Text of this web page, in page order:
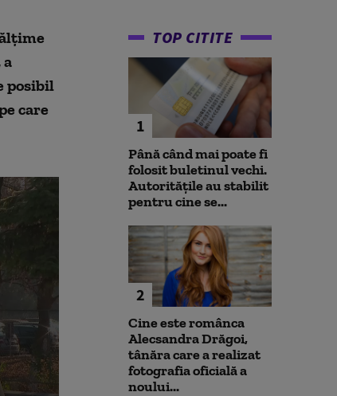
posibil
care
TOP CITITE
1
Până când mai poate fi
folosit buletinul vechi.
Autoritățile au stabilit
pentru cine se...
2
Cine este românca
Alecsandra Drăgoi,
tânăra care a realizat
fotografia oficială a
noului...